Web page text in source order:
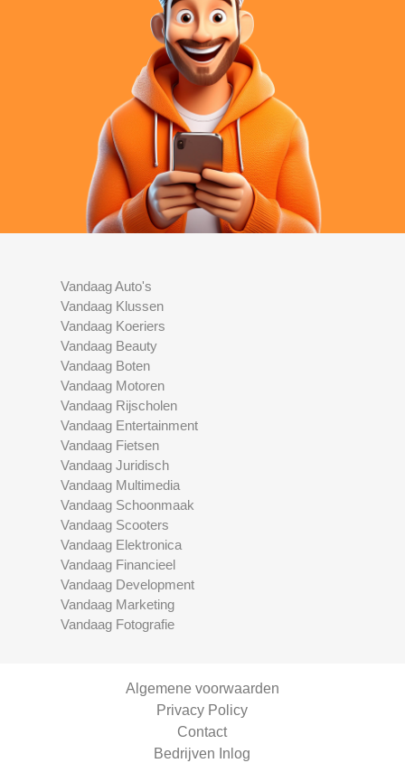
Vandaag Auto's
Vandaag Klussen
Vandaag Koeriers
Vandaag Beauty
Vandaag Boten
Vandaag Motoren
Vandaag Rijscholen
Vandaag Entertainment
Vandaag Fietsen
Vandaag Juridisch
Vandaag Multimedia
Vandaag Schoonmaak
Vandaag Scooters
Vandaag Elektronica
Vandaag Financieel
Vandaag Development
Vandaag Marketing
Vandaag Fotografie
Algemene voorwaarden
Privacy Policy
Contact
Bedrijven Inlog